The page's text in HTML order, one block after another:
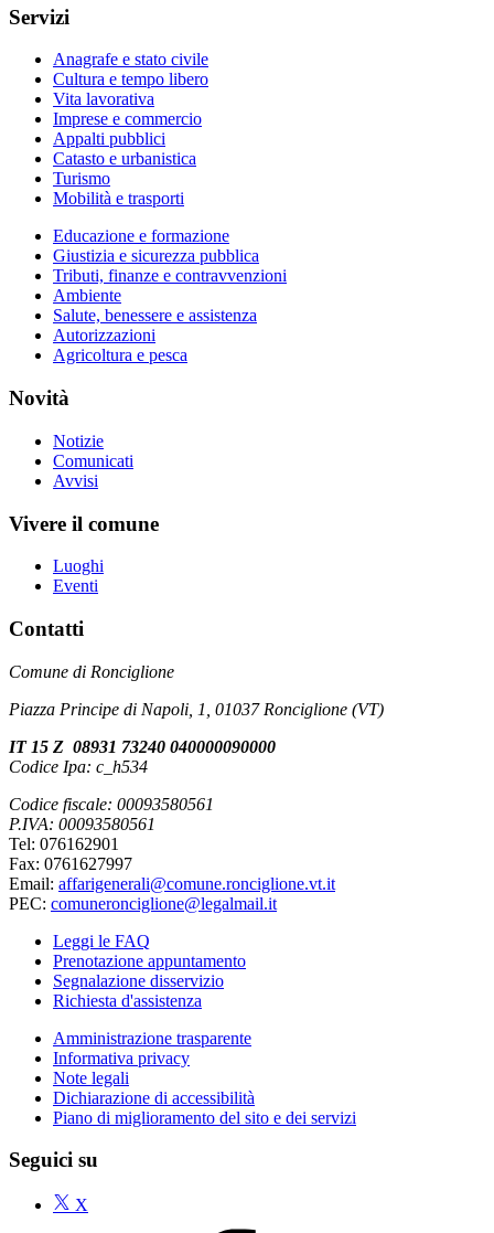
Servizi
Anagrafe e stato civile
Cultura e tempo libero
Vita lavorativa
Imprese e commercio
Appalti pubblici
Catasto e urbanistica
Turismo
Mobilità e trasporti
Educazione e formazione
Giustizia e sicurezza pubblica
Tributi, finanze e contravvenzioni
Ambiente
Salute, benessere e assistenza
Autorizzazioni
Agricoltura e pesca
Novità
Notizie
Comunicati
Avvisi
Vivere il comune
Luoghi
Eventi
Contatti
Comune di Ronciglione
Piazza Principe di Napoli, 1, 01037 Ronciglione (VT)
IT 15 Z 08931 73240 040000090000
Codice Ipa: c_h534
Codice fiscale: 00093580561
P.IVA: 00093580561
Tel: 076162901
Fax: 0761627997
Email: affarigenerali@comune.ronciglione.vt.it
PEC: comuneronciglione@legalmail.it
Leggi le FAQ
Prenotazione appuntamento
Segnalazione disservizio
Richiesta d'assistenza
Amministrazione trasparente
Informativa privacy
Note legali
Dichiarazione di accessibilità
Piano di miglioramento del sito e dei servizi
Seguici su
X